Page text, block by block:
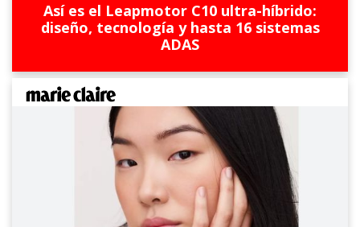
Así es el Leapmotor C10 ultra-híbrido:
diseño, tecnología y hasta 16 sistemas
ADAS